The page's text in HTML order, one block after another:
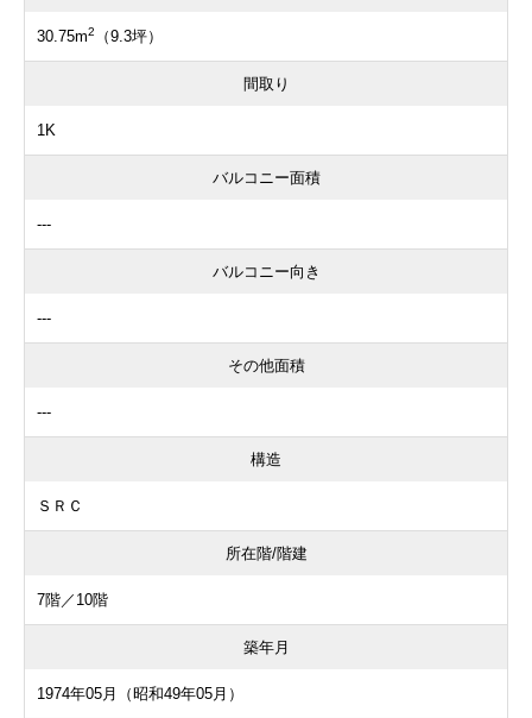
30.75m2 （9.3坪）
間取り
1K
バルコニー面積
---
バルコニー向き
---
その他面積
---
構造
ＳＲＣ
所在階/階建
7階／10階
築年月
1974年05月（昭和49年05月）